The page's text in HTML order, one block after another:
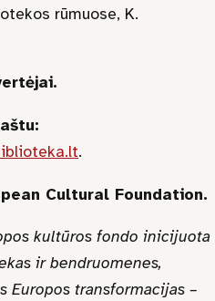
rūmuose, K.
.
Cultural Foundation.
kultūros fondo inicijuota
ir bendruomenes,
Europos transformacijas –